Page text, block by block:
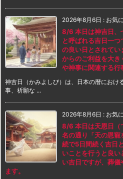
2026年8月6日 : お気
8/6 本日は神吉日、
と呼ばれる吉日一
の良い日とされて
からのご利益を大
や神事に関連する行
神吉日（かみよしび）は、日本の暦におけ
事、祈願な ...
2026年8月6日 : お気
8/6 本日は天恩日（
名の通り「天の恩
続で5日間続く吉日
いことを行うと良い
い吉日ですが、葬
ます。